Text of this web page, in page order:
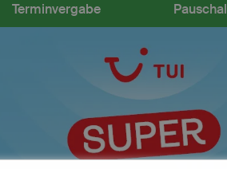
Terminvergabe Pauschal